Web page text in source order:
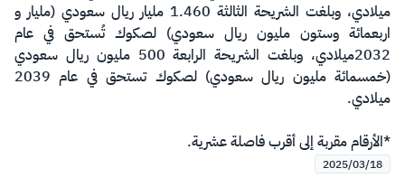
ميلادي، وبلغت الشريحة الثالثة 1.460 مليار ريال سعودي (مليار و
اربعمائة وستون مليون ريال سعودي) لصكوك تُستحق في عام
2032ميلادي، وبلغت الشريحة الرابعة 500 مليون ريال سعودي
(خمسمائة مليون ريال سعودي) لصكوك تستحق في عام 2039
ميلادي.
*الأرقام مقربة إلى أقرب فاصلة عشرية.​
2025/03/18